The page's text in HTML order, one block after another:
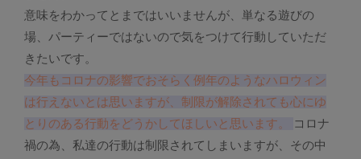
意味をわかってとまではいいませんが、単なる遊びの
場、パーティーではないので気をつけて行動していただ
きたいです。
今年もコロナの影響でおそらく例年のようなハロウィン
は行えないとは思いますが、制限が解除されても心にゆ
とりのある行動をどうかしてほしいと思います。
コロナ
禍の為、私達の行動は制限されてしまいますが、その中